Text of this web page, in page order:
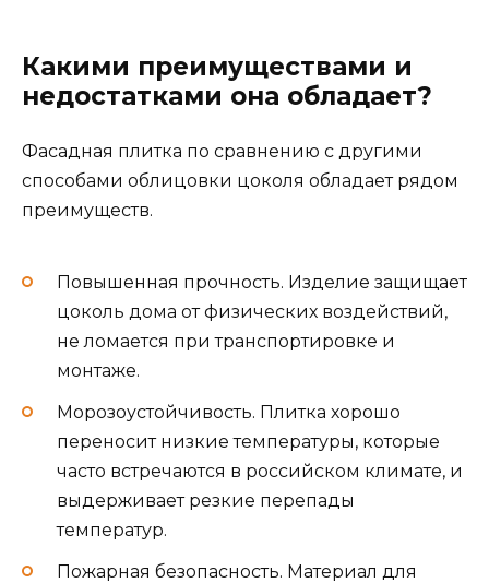
Какими преимуществами и
недостатками она обладает?
Фасадная плитка по сравнению с другими
способами облицовки цоколя обладает рядом
преимуществ.
Повышенная прочность. Изделие защищает
цоколь дома от физических воздействий,
не ломается при транспортировке и
монтаже.
Морозоустойчивость. Плитка хорошо
переносит низкие температуры, которые
часто встречаются в российском климате, и
выдерживает резкие перепады
температур.
Пожарная безопасность. Материал для